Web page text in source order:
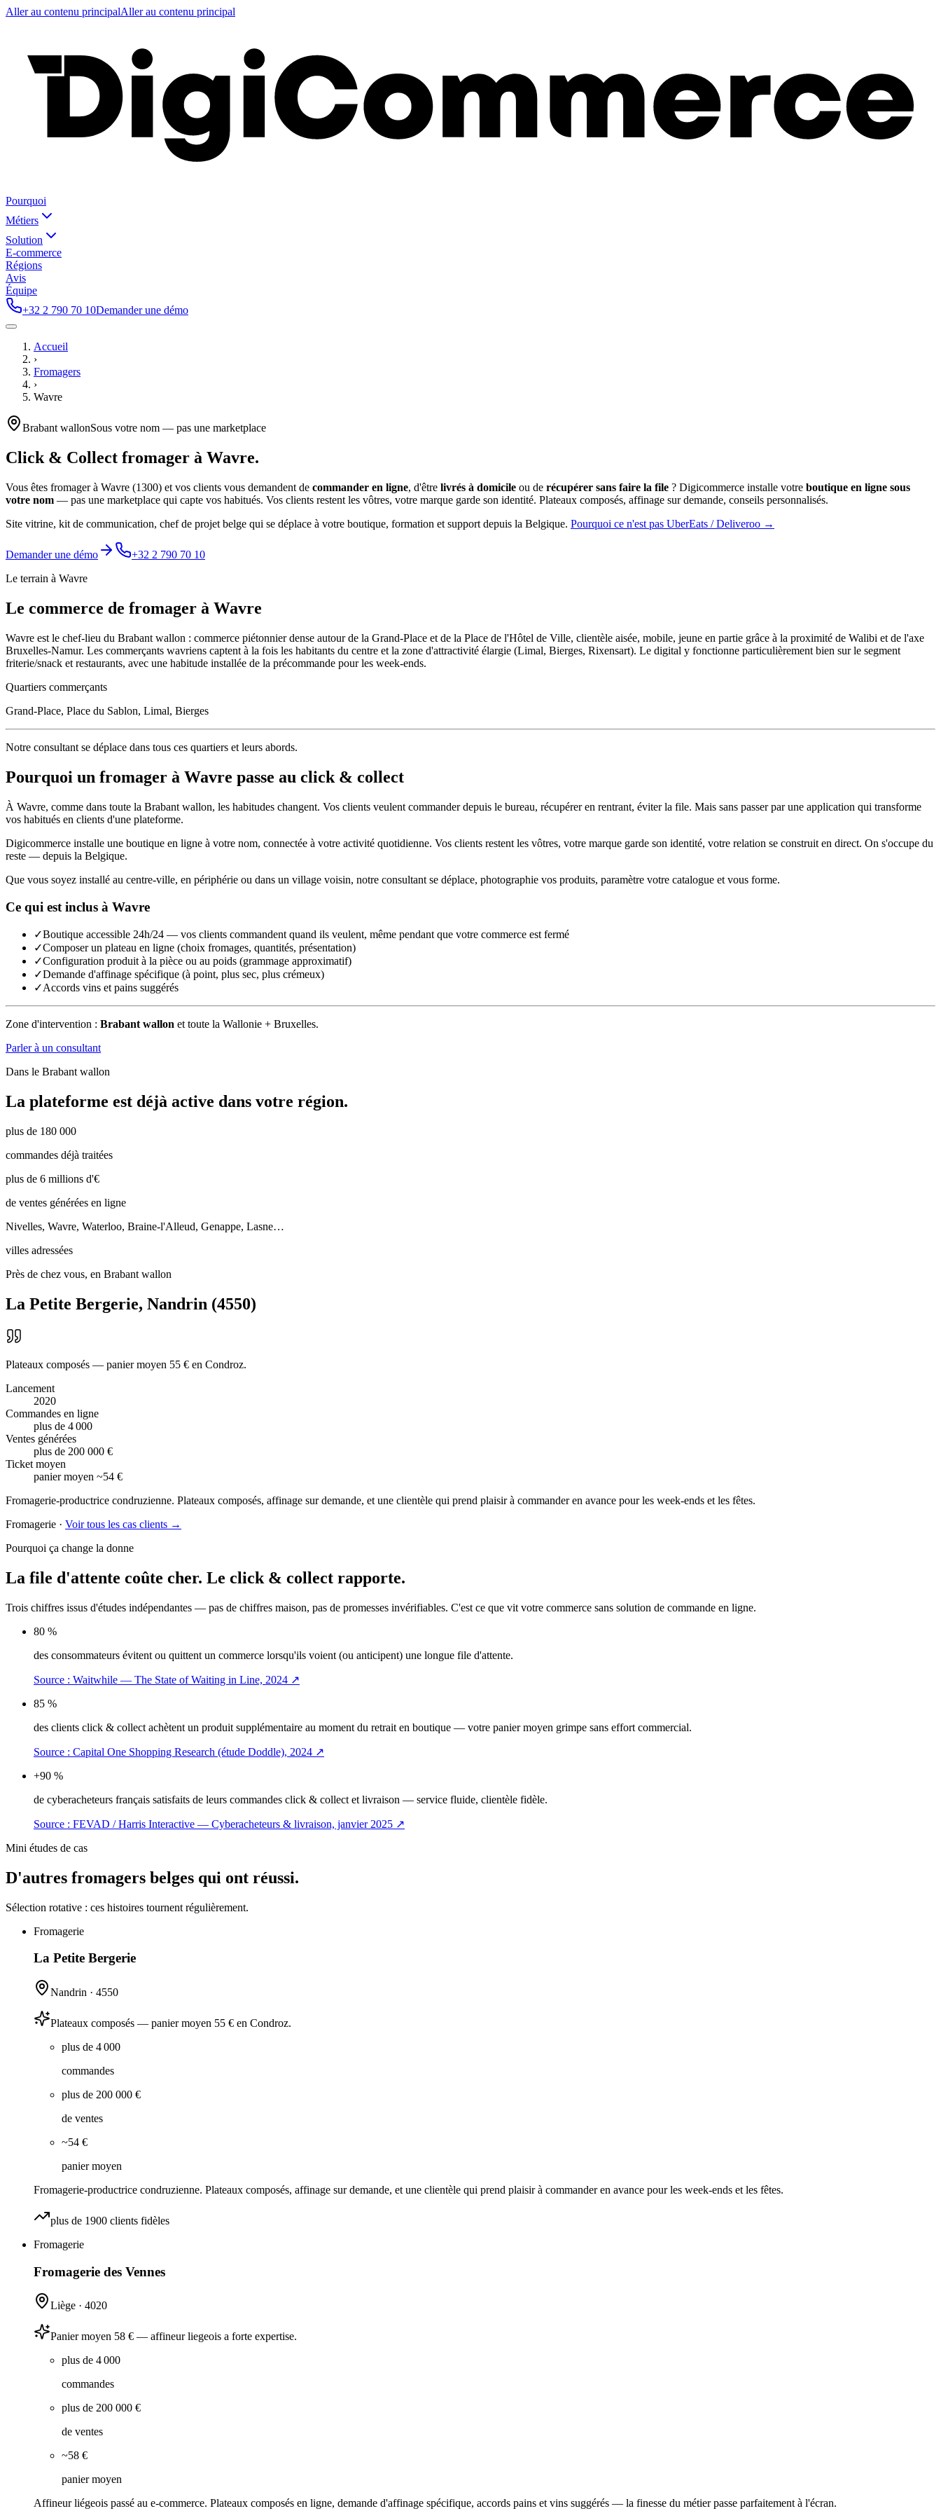
Aller au contenu principalAller au contenu principal
Pourquoi
Métiers
Solution
E-commerce
Régions
Avis
Équipe
+32 2 790 70 10Demander une démo
Accueil
›
Fromagers
›
Wavre
Brabant wallonSous votre nom — pas une marketplace
Click & Collect fromager à Wavre.
Vous êtes fromagerà Wavre (1300) et vos clients vous demandent de commander en ligne, d'être livrés à domicile ou de récupérer sans faire la file ? Digicommerce installe votre boutique en ligne sous
votre nom — pas une marketplace qui capte vos habitués. Vos clients restent les vôtres, votre marque garde son identité. Plateaux composés, affinage sur demande, conseils personnalisés.
Site vitrine, kit de communication, chef de projet belge qui se déplace à votre boutique, formation et support depuis la Belgique. Pourquoi ce n'est pas UberEats / Deliveroo →
Demander une démo
+32 2 790 70 10
Le terrain à Wavre
Le commerce de fromager à Wavre
Wavre est le chef-lieu du Brabant wallon : commerce piétonnier dense autour de la Grand-Place et de la Place de l'Hôtel de Ville, clientèle aisée, mobile, jeune en partie grâce à la proximité de Walibi et de l'axe
Bruxelles-Namur. Les commerçants wavriens captent à la fois les habitants du centre et la zone d'attractivité élargie (Limal, Bierges, Rixensart). Le digital y fonctionne particulièrement bien sur le segment
friterie/snack et restaurants, avec une habitude installée de la précommande pour les week-ends.
Quartiers commerçants
Grand-Place, Place du Sablon, Limal, Bierges
Notre consultant se déplace dans tous ces quartiers et leurs abords.
Pourquoi un fromager à Wavre passe au click & collect
À Wavre, comme dans toute la Brabant wallon, les habitudes changent. Vos clients veulent commander depuis le bureau, récupérer en rentrant, éviter la file. Mais sans passer par une application qui transforme
vos habitués en clients d'une plateforme.
Digicommerce installe une boutique en ligne à votre nom, connectée à votre activité quotidienne. Vos clients restent les vôtres, votre marque garde son identité, votre relation se construit en direct. On s'occupe du
reste — depuis la Belgique.
Que vous soyez installé au centre-ville, en périphérie ou dans un village voisin, notre consultant se déplace, photographie vos produits, paramètre votre catalogue et vous forme.
Ce qui est inclus à Wavre
✓Boutique accessible 24h/24 — vos clients commandent quand ils veulent, même pendant que votre commerce est fermé
✓Composer un plateau en ligne (choix fromages, quantités, présentation)
✓Configuration produit à la pièce ou au poids (grammage approximatif)
✓Demande d'affinage spécifique (à point, plus sec, plus crémeux)
✓Accords vins et pains suggérés
Zone d'intervention : Brabant wallon et toute la Wallonie + Bruxelles.
Parler à un consultant
Dans le Brabant wallon
La plateforme est déjà active dans votre région.
plus de 180 000
commandes déjà traitées
plus de 6 millions d'€
de ventes générées en ligne
Nivelles, Wavre, Waterloo, Braine-l'Alleud, Genappe, Lasne…
villes adressées
Près de chez vous, en Brabant wallon
La Petite Bergerie, Nandrin (4550)
Plateaux composés — panier moyen 55 € en Condroz.
Lancement
2020
Commandes en ligne
plus de 4 000
Ventes générées
plus de 200 000 €
Ticket moyen
panier moyen ~54 €
Fromagerie-productrice condruzienne. Plateaux composés, affinage sur demande, et une clientèle qui prend plaisir à commander en avance pour les week-ends et les fêtes.
Fromagerie · Voir tous les cas clients →
Pourquoi ça change la donne
La file d'attente coûte cher. Le click & collect rapporte.
Trois chiffres issus d'études indépendantes — pas de chiffres maison, pas de promesses invérifiables. C'est ce que vit votre commerce sans solution de commande en ligne.
80 %
des consommateurs évitent ou quittent un commerce lorsqu'ils voient (ou anticipent) une longue file d'attente.
Source : Waitwhile — The State of Waiting in Line, 2024 ↗
85 %
des clients click & collect achètent un produit supplémentaire au moment du retrait en boutique — votre panier moyen grimpe sans effort commercial.
Source : Capital One Shopping Research (étude Doddle), 2024 ↗
+90 %
de cyberacheteurs français satisfaits de leurs commandes click & collect et livraison — service fluide, clientèle fidèle.
Source : FEVAD / Harris Interactive — Cyberacheteurs & livraison, janvier 2025 ↗
Mini études de cas
D'autres fromagers belges qui ont réussi.
Sélection rotative : ces histoires tournent régulièrement.
Fromagerie
La Petite Bergerie
Nandrin · 4550
Plateaux composés — panier moyen 55 € en Condroz.
plus de 4 000
commandes
plus de 200 000 €
de ventes
~54 €
panier moyen
Fromagerie-productrice condruzienne. Plateaux composés, affinage sur demande, et une clientèle qui prend plaisir à commander en avance pour les week-ends et les fêtes.
plus de 1900 clients fidèles
Fromagerie
Fromagerie des Vennes
Liège · 4020
Panier moyen 58 € — affineur liegeois a forte expertise.
plus de 4 000
commandes
plus de 200 000 €
de ventes
~58 €
panier moyen
Affineur liégeois passé au e-commerce. Plateaux composés en ligne, demande d'affinage spécifique, accords pains et vins suggérés — la finesse du métier passe parfaitement à l'écran.